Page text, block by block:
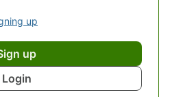
up
up
Login